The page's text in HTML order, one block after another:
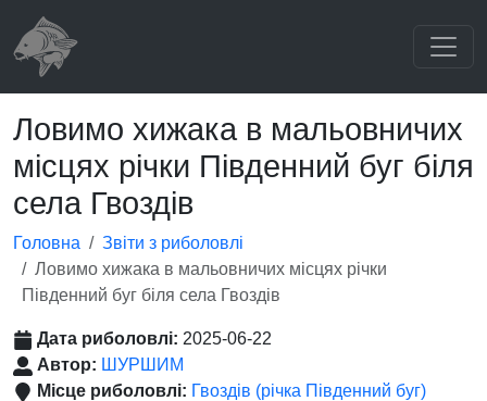
Ловимо хижака в мальовничих
місцях річки Південний буг біля
села Гвоздів
Головна
Звіти з риболовлі
Ловимо хижака в мальовничих місцях річки
Південний буг біля села Гвоздів
Дата риболовлі: 2025-06-22
Автор: ШУРШИМ
Місце риболовлі: Гвоздів (річка Південний буг)